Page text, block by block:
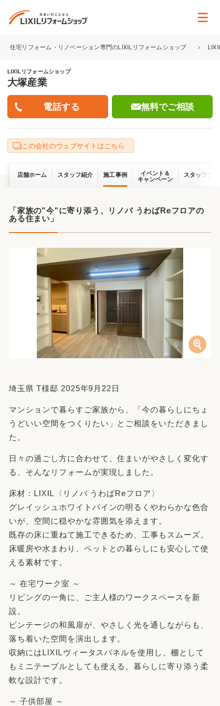
住宅リフォーム・リノベーション専門のLIXILリフォームショップ
LIXILリフォームショップ
大塚産業
無料でご相談
この会社のウェブサイトはこちら
店舗ホーム スタッフ紹介 施工事例
イベント＆
キャンペーン
スタッフブ
「家族の"今"に寄り添う、リノバ うわばReフロアの
ある住まい」
埼玉県 T様邸 2025年9月22日
マンションで暮らすご家族から、「今の暮らしにちょ
うどいい空間をつくりたい」とご相談をいただきまし
た。
日々の過ごし方に合わせて、住まいがやさしく変化す
る、そんなリフォームが実現しました。
床材：LIXIL〈リノバ うわばReフロア〉
グレイッシュホワイトパインの明るくやわらかな色合
いが、空間に穏やかな雰囲気を添えます。
既存の床に重ねて施工できるため、工事もスムーズ。
床暖房や水まわり、ペットとの暮らしにも安心して使
える素材です。
～ 在宅ワーク室 ～
リビングの一角に、ご主人様のワークスペースを新
設。
ビンテージの和風扉が、やさしく光を通しながらも、
落ち着いた空間を演出します。
収納にはLIXILヴィータスパネルを使用し、棚として
もミニテーブルとしても使える、暮らしに寄り添う柔
軟な設計です。
～ 子供部屋 ～